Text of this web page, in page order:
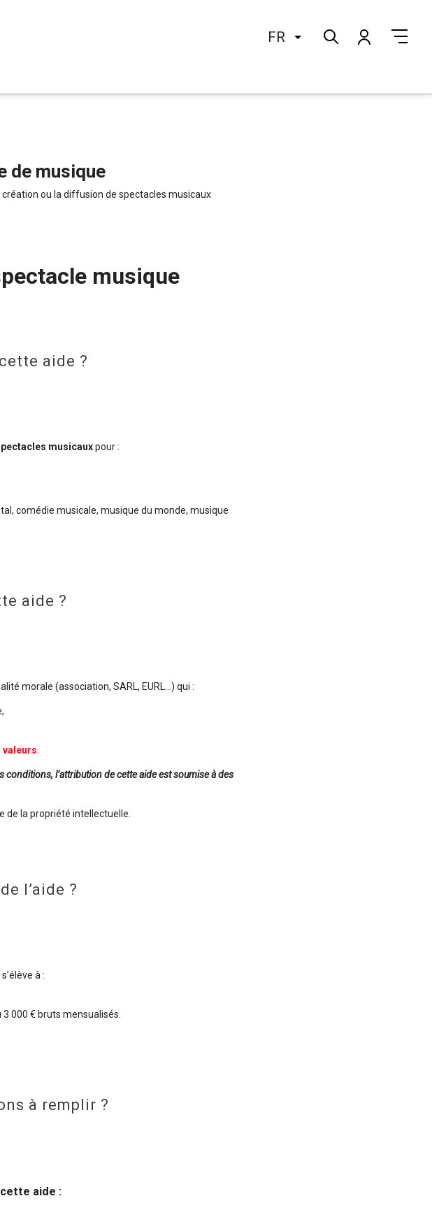
FR
de musique
ou la diffusion de spectacles musicaux
musique
aide ?
musicauxpour :
comédie musicale, musique du monde, musique
aide ?
morale (association, SARL, EURL…) qui :
valeurs
conditions, l’attribution de cette aide est soumise à des
de la propriété intellectuelle.
l’aide ?
à :
000 € bruts mensualisés.
à remplir ?
aide :